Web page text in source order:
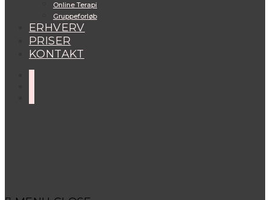
Online Terapi
Gruppeforløb
ERHVERV
PRISER
KONTAKT